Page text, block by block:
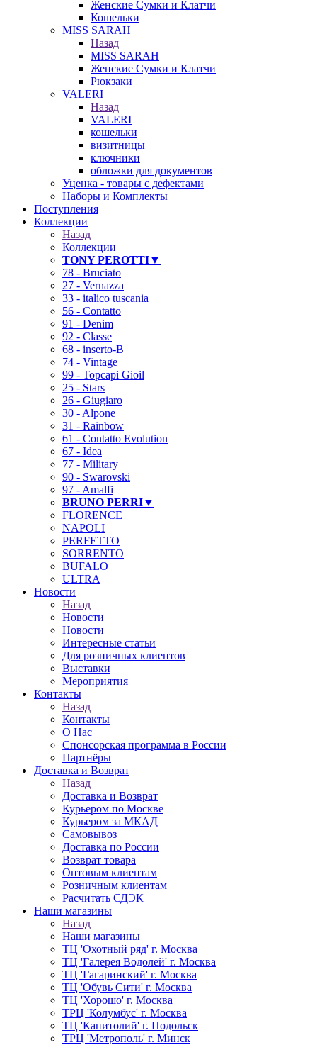
Женские Сумки и Клатчи
Кошельки
MISS SARAH
Назад
MISS SARAH
Женские Сумки и Клатчи
Рюкзаки
VALERI
Назад
VALERI
кошельки
визитницы
ключники
обложки для документов
Уценка - товары с дефектами
Наборы и Комплекты
Поступления
Коллекции
Назад
Коллекции
TONY PEROTTI▼
78 - Bruciato
27 - Vernazza
33 - italico tuscania
56 - Contatto
91 - Denim
92 - Classe
68 - inserto-B
74 - Vintage
99 - Topcapi Gioil
25 - Stars
26 - Giugiaro
30 - Alpone
31 - Rainbow
61 - Contatto Evolution
67 - Idea
77 - Military
90 - Swarovski
97 - Amalfi
BRUNO PERRI▼
FLORENCE
NAPOLI
PERFETTO
SORRENTO
BUFALO
ULTRA
Новости
Назад
Новости
Новости
Интересные статьи
Для розничных клиентов
Выставки
Мероприятия
Контакты
Назад
Контакты
О Нас
Спонсорская программа в России
Партнёры
Доставка и Возврат
Назад
Доставка и Возврат
Курьером по Москве
Курьером за МКАД
Самовывоз
Доставка по России
Возврат товара
Оптовым клиентам
Розничным клиентам
Расчитать СДЭК
Наши магазины
Назад
Наши магазины
ТЦ 'Охотный ряд' г. Москва
ТЦ 'Галерея Водолей' г. Москва
ТЦ 'Гагаринский' г. Москва
ТЦ 'Обувь Сити' г. Москва
ТЦ 'Хорошо' г. Москва
ТРЦ 'Колумбус' г. Москва
ТЦ 'Капитолий' г. Подольск
ТРЦ 'Метрополь' г. Минск